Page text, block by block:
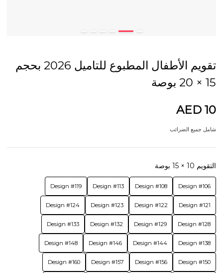
تقويم الأطفال المطبوع للتاميل 2026 بحجم
15 × 20 بوصة
AED 10
شامل جميع الضرائب
التقويم 10 × 15 بوصة
Design #106
Design #108
Design #113
Design #119
Design #121
Design #122
Design #123
Design #124
Design #128
Design #129
Design #132
Design #133
Design #138
Design #144
Design #146
Design #148
Design #150
Design #156
Design #157
Design #160